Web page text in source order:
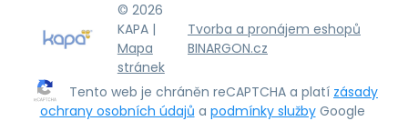
© 2026
KAPA |
Mapa
stránek
Tvorba a pronájem eshopů
BINARGON.cz
Tento web je chráněn reCAPTCHA a platí zásady
ochrany osobních údajů a podmínky služby Google